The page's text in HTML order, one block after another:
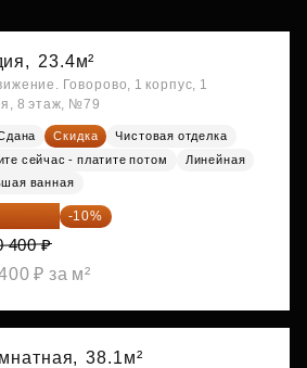
23.4м²
Говорово, 1 корпус, 1
8 этаж, №79
Скидка
Чистовая отделка
сейчас - платите потом
Линейная
ванная
-10%
400 ₽
₽ за м²
38.1м²